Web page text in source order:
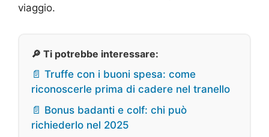
viaggio.
🔎 Ti potrebbe interessare:
📄 Truffe con i buoni spesa: come
riconoscerle prima di cadere nel tranello
📄 Bonus badanti e colf: chi può
richiederlo nel 2025